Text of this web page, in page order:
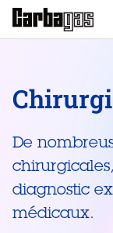
Passer
De
diagnostic
médicaux.